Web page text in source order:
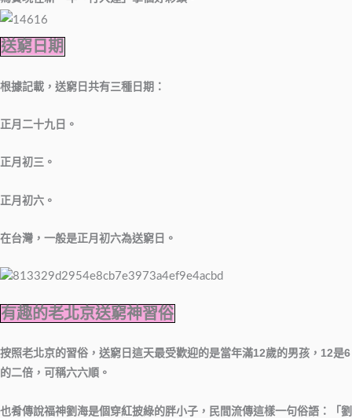
送窮日期
根據記載，送窮日共有三種日期：
正月二十九日。
正月初三。
正月初六。
在台灣，一般是正月初六為送窮日。
有趣的老北京送窮神習俗
按照老北京的習俗，送窮日這天最受歡迎的是當年滿12歲的男孩，12是6
的二倍，可稱六六順。
也肴傳說福神劉海是個穿紅披綠的胖小子，民間流傳這樣一句俗語：「劉